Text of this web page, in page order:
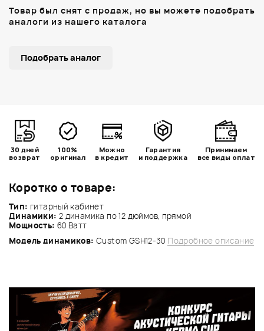
Коротко о товаре:
Тип: гитарный кабинет
Динамики: 2 динамика по 12 дюймов, прямой
Мощность: 60 Ватт
Модель динамиков: Custom GSH12-30 Подробное описание
Товар был снят с продаж, но вы можете подобрать
аналоги из нашего каталога
Подобрать аналог
30 дней
возврат
100%
оригинал
Можно
в кредит
Гарантия
и поддержка
Принимаем
все виды оплат